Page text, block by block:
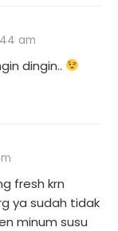
am
dingin..
fresh krn
ya sudah tidak
minum susu